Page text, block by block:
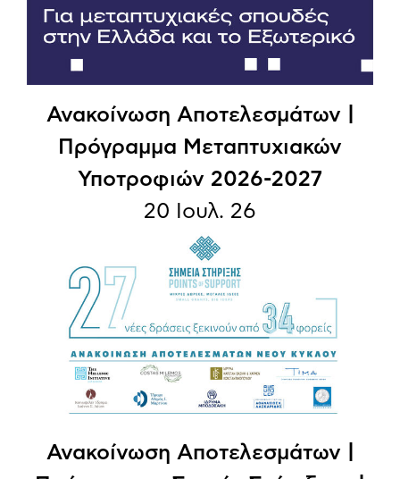
Ανακοίνωση Αποτελεσμάτων |
Πρόγραμμα Μεταπτυχιακών
Υποτροφιών 2026-2027
20 Ιουλ. 26
Ανακοίνωση Aποτελεσμάτων |